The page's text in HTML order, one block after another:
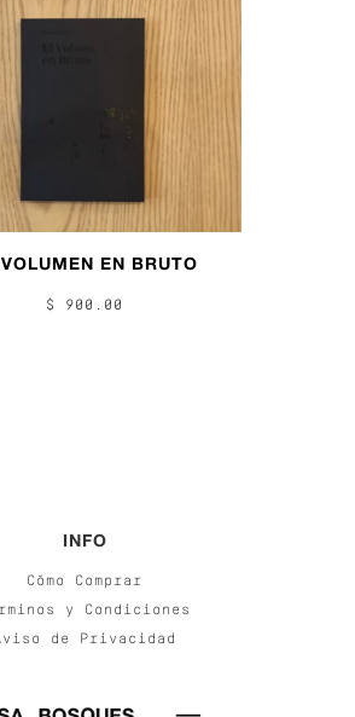
EN BRUTO
$ 900.00
INFO
Cómo Comprar
y Condiciones
de Privacidad